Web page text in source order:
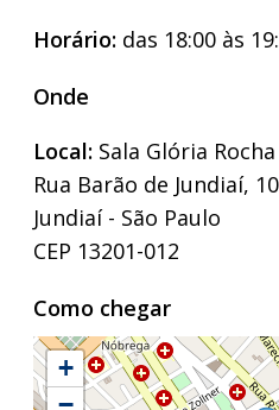
Horário: das 18:00 às
Onde
Local: Sala Glória
Rua Barão de Jundiaí,
Jundiaí - São Paulo
CEP 13201-012
Como chegar
+